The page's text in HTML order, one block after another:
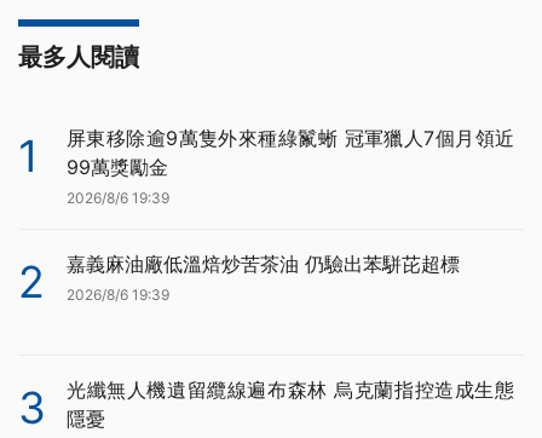
最多人閱讀
1
屏東移除逾9萬隻外來種綠鬣蜥 冠軍獵人7個月領近
99萬獎勵金
2026/8/6 19:39
2 嘉義麻油廠低溫焙炒苦茶油 仍驗出苯駢芘超標
2026/8/6 19:39
3
光纖無人機遺留纜線遍布森林 烏克蘭指控造成生態
隱憂